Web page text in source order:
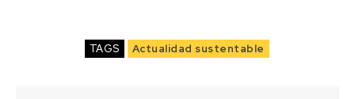
TAGS Actualidad sustentable